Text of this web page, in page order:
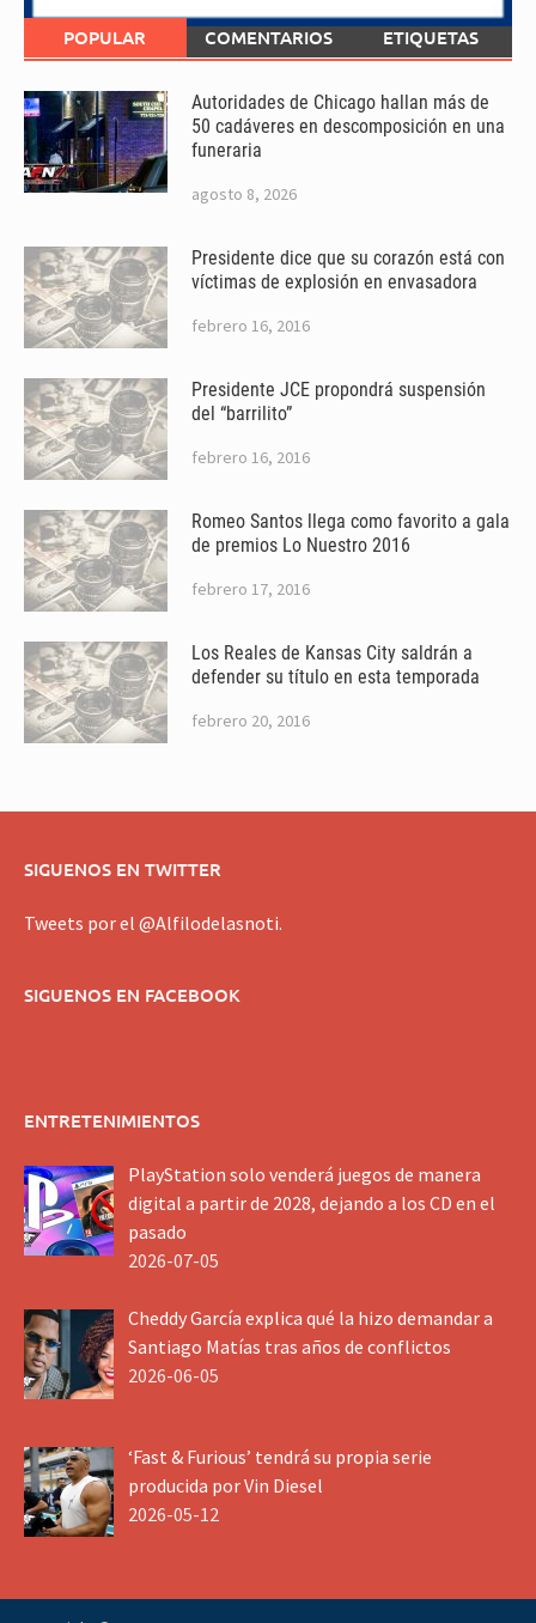
POPULAR COMENTARIOS ETIQUETAS
Autoridades de Chicago hallan más de
50 cadáveres en descomposición en una
funeraria
agosto 8, 2026
Presidente dice que su corazón está con
víctimas de explosión en envasadora
febrero 16, 2016
Presidente JCE propondrá suspensión
del “barrilito”
febrero 16, 2016
Romeo Santos llega como favorito a gala
de premios Lo Nuestro 2016
febrero 17, 2016
Los Reales de Kansas City saldrán a
defender su título en esta temporada
febrero 20, 2016
SIGUENOS EN TWITTER
Tweets por el @Alfilodelasnoti.
SIGUENOS EN FACEBOOK
ENTRETENIMIENTOS
PlayStation solo venderá juegos de manera
digital a partir de 2028, dejando a los CD en el
pasado
2026-07-05
Cheddy García explica qué la hizo demandar a
Santiago Matías tras años de conflictos
2026-06-05
‘Fast & Furious’ tendrá su propia serie
producida por Vin Diesel
2026-05-12